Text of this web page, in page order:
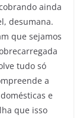
ainda
desumana.
que sejamos
tudo só
a
e
que isso